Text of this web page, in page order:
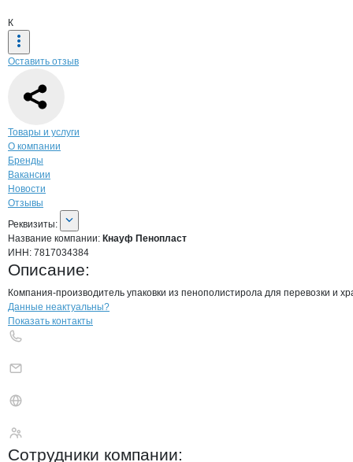
К
Оставить отзыв
Навигация по странице
Товары и услуги
О компании
Бренды
Вакансии
Новости
Отзывы
О компании
Реквизиты
Реквизиты:
Название компании: Кнауф Пенопласт
ИНН: 7817034384
Описание:
Компания-производитель упаковки из пенополистирола для перевозки
Контактыкомпании
+7(800)000-00-..
Данные неактуальны?
Показать контакты
Сотрудники компании: